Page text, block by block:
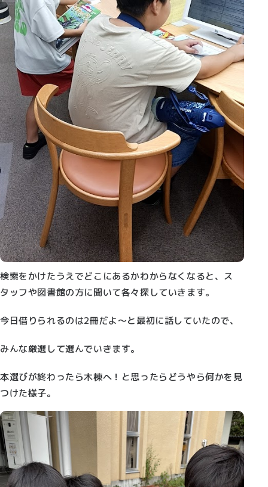
検索をかけたうえでどこにあるかわからなくなると、ス
タッフや図書館の方に聞いて各々探していきます。
今日借りられるのは2冊だよ～と最初に話していたので、
みんな厳選して選んでいきます。
本選びが終わったら木棟へ！と思ったらどうやら何かを見
つけた様子。